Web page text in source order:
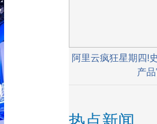
阿里云疯狂星期四!
产